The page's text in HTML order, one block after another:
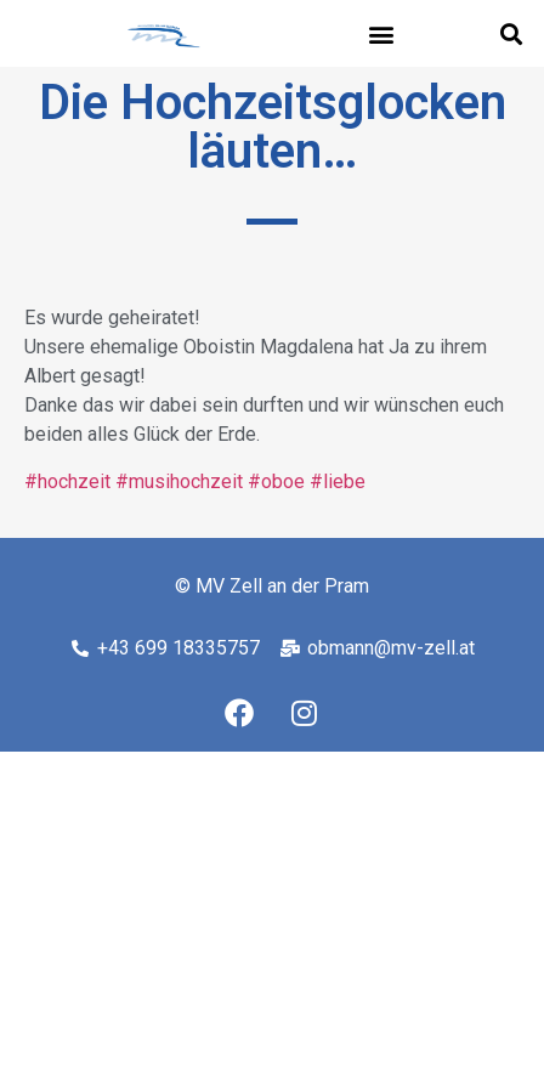
Die Hochzeitsglocken
läuten…
Es wurde geheiratet!
Unsere ehemalige Oboistin Magdalena hat Ja zu ihrem
Albert gesagt!
Danke das wir dabei sein durften und wir wünschen euch
beiden alles Glück der Erde.
#hochzeit #musihochzeit #oboe #liebe
© MV Zell an der Pram
+43 699 18335757 obmann@mv-zell.at